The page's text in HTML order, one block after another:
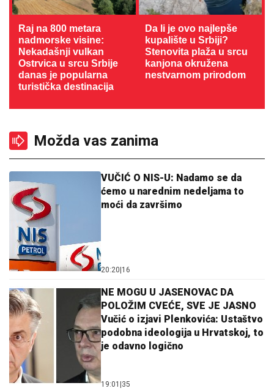
Raj na 800 metara
nadmorske visine:
Nekadašnji vulkan
Ostrvica u srcu Srbije
danas je popularna
turistička destinacija
Da li je ovo najlepše
kupalište u Srbiji?
Stenovita plaža u srcu
kanjona okružena
nestvarnom prirodom
Možda vas zanima
VUČIĆ O NIS-U: Nadamo se da
ćemo u narednim nedeljama to
moći da završimo
20:20 16
NE MOGU U JASENOVAC DA
POLOŽIM CVEĆE, SVE JE JASNO
Vučić o izjavi Plenkovića: Ustaštvo
podobna ideologija u Hrvatskoj, to
je odavno logično
19:01 35